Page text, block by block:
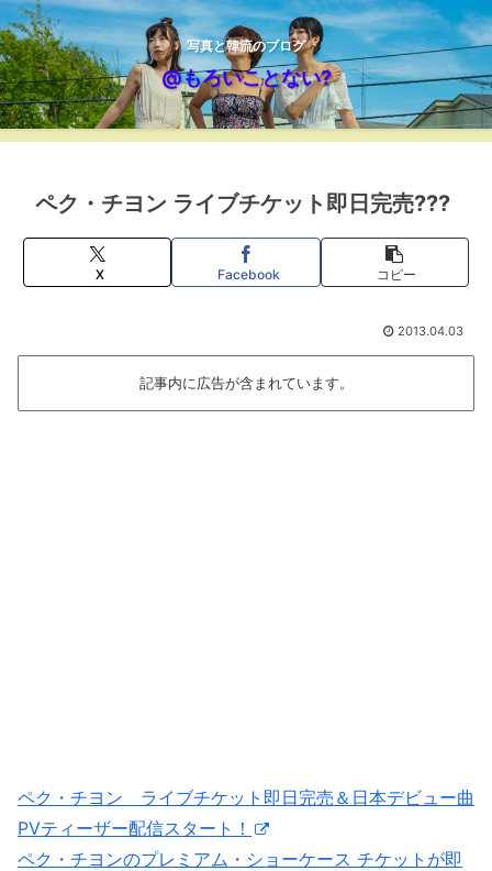
写真と韓流のブログ
@もろいことない?
ペク・チヨン ライブチケット即日完売???
X Facebook コピー
2013.04.03
記事内に広告が含まれています。
ペク・チヨン ライブチケット即日完売＆日本デビュー曲
PVティーザー配信スタート！
ペク・チヨンのプレミアム・ショーケース チケットが即